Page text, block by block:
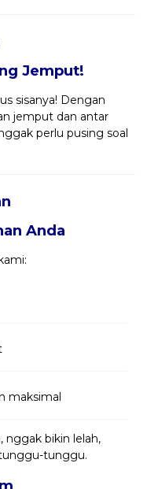
Jemput!
sisanya! Dengan
jemput dan antar
perlu pusing soal
Anda
maksimal
nggak bikin lelah,
tunggu.